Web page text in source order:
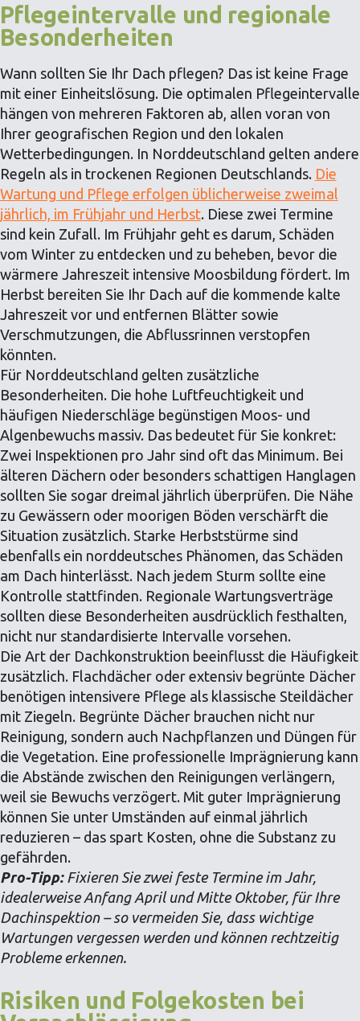
Pflegeintervalle und regionale
Besonderheiten
Wann sollten Sie Ihr Dach pflegen? Das ist keine Frage
mit einer Einheitslösung. Die optimalen Pflegeintervalle
hängen von mehreren Faktoren ab, allen voran von
Ihrer geografischen Region und den lokalen
Wetterbedingungen. In Norddeutschland gelten andere
Regeln als in trockenen Regionen Deutschlands. Die
Wartung und Pflege erfolgen üblicherweise zweimal
jährlich, im Frühjahr und Herbst. Diese zwei Termine
sind kein Zufall. Im Frühjahr geht es darum, Schäden
vom Winter zu entdecken und zu beheben, bevor die
wärmere Jahreszeit intensive Moosbildung fördert. Im
Herbst bereiten Sie Ihr Dach auf die kommende kalte
Jahreszeit vor und entfernen Blätter sowie
Verschmutzungen, die Abflussrinnen verstopfen
könnten.
Für Norddeutschland gelten zusätzliche
Besonderheiten. Die hohe Luftfeuchtigkeit und
häufigen Niederschläge begünstigen Moos- und
Algenbewuchs massiv. Das bedeutet für Sie konkret:
Zwei Inspektionen pro Jahr sind oft das Minimum. Bei
älteren Dächern oder besonders schattigen Hanglagen
sollten Sie sogar dreimal jährlich überprüfen. Die Nähe
zu Gewässern oder moorigen Böden verschärft die
Situation zusätzlich. Starke Herbststürme sind
ebenfalls ein norddeutsches Phänomen, das Schäden
am Dach hinterlässt. Nach jedem Sturm sollte eine
Kontrolle stattfinden. Regionale Wartungsverträge
sollten diese Besonderheiten ausdrücklich festhalten,
nicht nur standardisierte Intervalle vorsehen.
Die Art der Dachkonstruktion beeinflusst die Häufigkeit
zusätzlich. Flachdächer oder extensiv begrünte Dächer
benötigen intensivere Pflege als klassische Steildächer
mit Ziegeln. Begrünte Dächer brauchen nicht nur
Reinigung, sondern auch Nachpflanzen und Düngen für
die Vegetation. Eine professionelle Imprägnierung kann
die Abstände zwischen den Reinigungen verlängern,
weil sie Bewuchs verzögert. Mit guter Imprägnierung
können Sie unter Umständen auf einmal jährlich
reduzieren – das spart Kosten, ohne die Substanz zu
gefährden.
Pro-Tipp: Fixieren Sie zwei feste Termine im Jahr,
idealerweise Anfang April und Mitte Oktober, für Ihre
Dachinspektion – so vermeiden Sie, dass wichtige
Wartungen vergessen werden und können rechtzeitig
Probleme erkennen.
Risiken und Folgekosten bei